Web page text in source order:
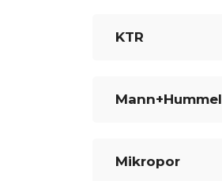
KTR
Mann+Hummel
Mikropor